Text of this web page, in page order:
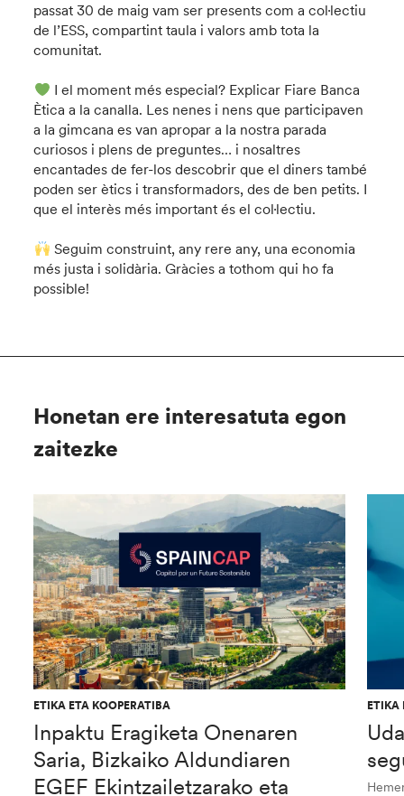
passat 30 de maig vam ser presents com a col·lectiu
de l’ESS, compartint taula i valors amb tota la
comunitat.
I el moment més especial? Explicar Fiare Banca
Ètica a la canalla. Les nenes i nens que participaven
a la gimcana es van apropar a la nostra parada
curiosos i plens de preguntes… i nosaltres
encantades de fer-los descobrir que el diners també
poden ser ètics i transformadors, des de ben petits. I
que el interès més important és el col·lectiu.
Seguim construint, any rere any, una economia
més justa i solidària. Gràcies a tothom qui ho fa
possible!
Honetan ere interesatuta egon
zaitezke
ETIKA ETA KOOPERATIBA
Inpaktu Eragiketa Onenaren
Saria, Bizkaiko Aldundiaren
EGEF Ekintzailetzarako eta
ETIKA